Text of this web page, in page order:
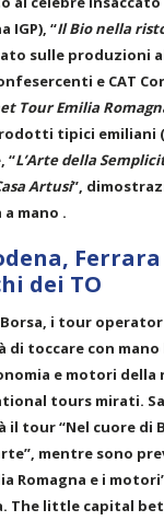
IGP), “Il Bio nella
sulle produzioni
e CAT
Tour Emilia
tipici emiliani
“L’Arte della
Artusi”,
mano .
dei TO
Borsa, i tour
di toccare con
e motori della
tours mirati.
tour “Nel cuore di
mentre sono
Romagna e i
The little capital